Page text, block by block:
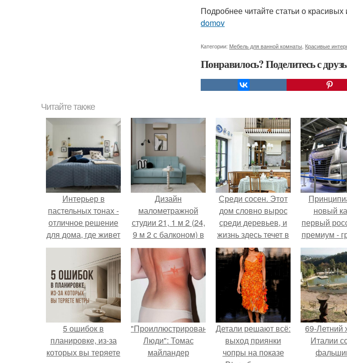
Подробнее читайте статьи о
domov
Категории: Мебель для ванной комнаты Красивые
Понравилось? Поделитесь с
Читайте также
Интерьер в
пастельных тонах -
отличное решение
для дома, где живет
семья с детьми и
эта квартира
площадью 93 кв.
Дизайн
малометражной
студии 21, 1 м 2 (24,
9 м 2 с балконом) в
Краснодаре.
Среди сосен. Этот
дом словно вырос
среди деревьев, и
жизнь здесь течет в
собственном ритме
- спокойно, без
спешки и лишнего
шума.
новый
первый
премиум -
5 ошибок в
планировке, из-за
которых вы теряете
"Проиллюстрированные
Люди": Томас
майландер
Детали решают всё:
выход приянки
чопры на показе
69-Летний
Италии